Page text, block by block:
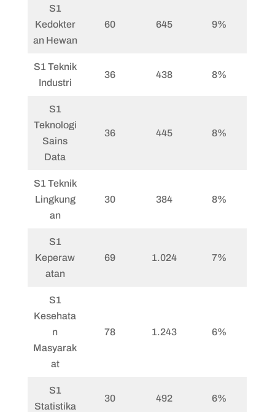
S1
Kedokter
an Hewan
60 645 9%
S1 Teknik
Industri
36 438 8%
S1
Teknologi
Sains
Data
36 445 8%
S1 Teknik
Lingkung
an
30 384 8%
S1
Keperaw
atan
69 1.024 7%
S1
Kesehata
n
Masyarak
at
78 1.243 6%
S1
Statistika
30 492 6%